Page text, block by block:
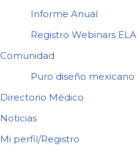
Informe Anual
Registro Webinars ELA
Comunidad
Puro diseño mexicano
Directorio Médico
Noticias
Mi perfil/Registro